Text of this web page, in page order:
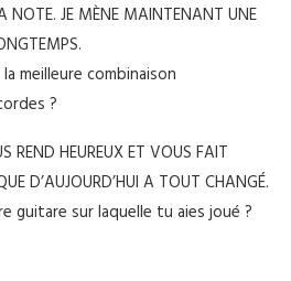
NOTE. JE MÈNE MAINTENANT UNE
meilleure combinaison
?
REND HEUREUX ET VOUS FAIT
D’AUJOURD’HUI A TOUT CHANGÉ.
guitare sur laquelle tu aies joué ?